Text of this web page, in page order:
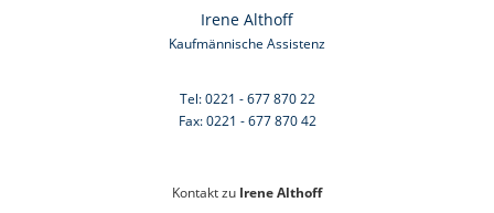
Irene Althoff
Kaufmännische Assistenz
Tel: 0221 - 677 870 22
Fax: 0221 - 677 870 42
Kontakt zu Irene Althoff